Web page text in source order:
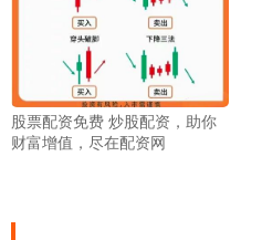
股票配资免费 炒股配资，助你
财富增值，尽在配资网